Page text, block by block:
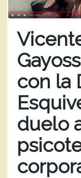
con la
duelo